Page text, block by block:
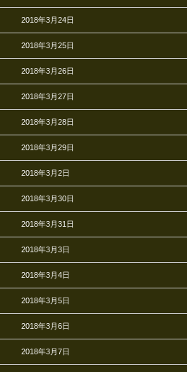
2018年3月24日
2018年3月25日
2018年3月26日
2018年3月27日
2018年3月28日
2018年3月29日
2018年3月2日
2018年3月30日
2018年3月31日
2018年3月3日
2018年3月4日
2018年3月5日
2018年3月6日
2018年3月7日